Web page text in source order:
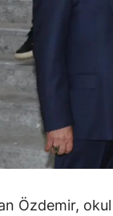
Özdemir,